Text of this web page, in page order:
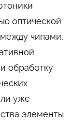
оптической
между чипами,
обработку
уже
элементы